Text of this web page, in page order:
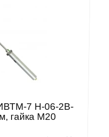
7 Н-06-2В-
гайка М20